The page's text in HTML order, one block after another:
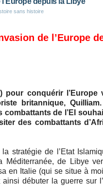
sans histoire
de l’Europe
pour conquérir
britannique,
de l’EI
des combattants
stratégie de l’Etat
Méditerranée, de Libye
en Italie (qui se situe à
ainsi débuter la guerre sur